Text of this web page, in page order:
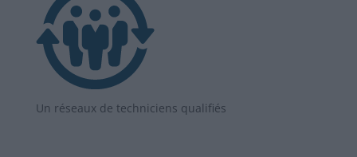
Un réseaux de techniciens qualifiés